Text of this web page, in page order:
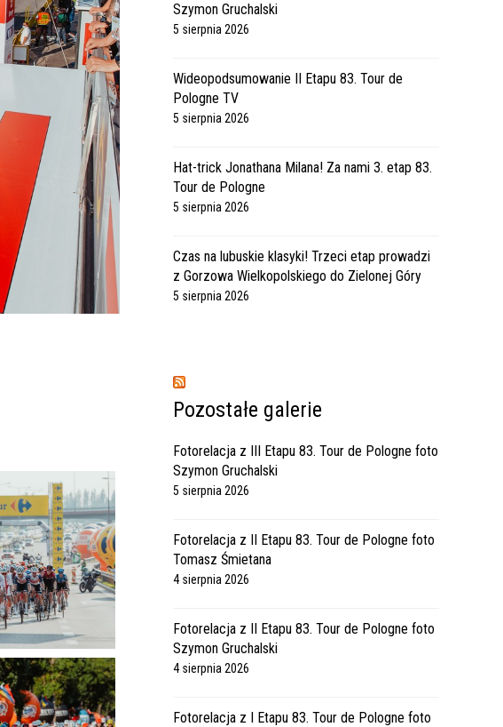
Szymon Gruchalski
5 sierpnia 2026
Wideopodsumowanie II Etapu 83. Tour de
Pologne TV
5 sierpnia 2026
Hat-trick Jonathana Milana! Za nami 3. etap 83.
Tour de Pologne
5 sierpnia 2026
Czas na lubuskie klasyki! Trzeci etap prowadzi
z Gorzowa Wielkopolskiego do Zielonej Góry
5 sierpnia 2026
Pozostałe galerie
Fotorelacja z III Etapu 83. Tour de Pologne foto
Szymon Gruchalski
5 sierpnia 2026
Fotorelacja z II Etapu 83. Tour de Pologne foto
Tomasz Śmietana
4 sierpnia 2026
Fotorelacja z II Etapu 83. Tour de Pologne foto
Szymon Gruchalski
4 sierpnia 2026
Fotorelacja z I Etapu 83. Tour de Pologne foto